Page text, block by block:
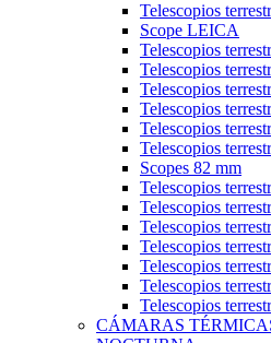
Telescopios
Scope LEICA
Telescopios
Telescopios
Telescopios
Telescopios
Telescopios
Telescopios
Scopes 82 mm
Telescopios
Telescopios
Telescopios
Telescopios
Telescopios
Telescopios
Telescopios
CÁMARAS